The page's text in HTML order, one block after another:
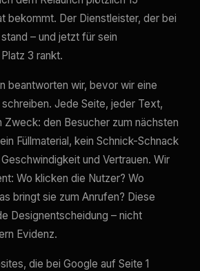
bekommt. Der Dienstleister, der bei
– und jetzt für sein
3 rankt.
beantworten wir, bevor wir eine
Jede Seite, jeder Text,
Zweck: den Besucher zum nächsten
Füllmaterial, kein Schnick-Schnack
und Vertrauen. Wir
Wo klicken die Nutzer? Wo
bringt sie zum Anrufen? Diese
Designentscheidung – nicht
Evidenz.
die bei Google auf Seite 1